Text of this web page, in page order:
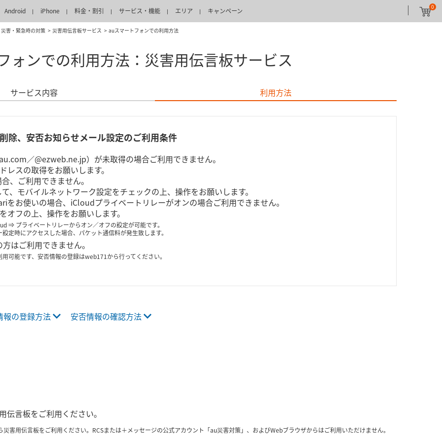
Android iPhone 料金・割引 サービス・機能 エリア キャンペーン 0
災害・緊急時の対策 災害用伝言板サービス auスマートフォンでの利用方法
ォンでの利用方法：災害用伝言板サービス
サービス内容 利用方法
除、安否お知らせメール設定のご利用条件
／@ezweb.ne.jp）が未取得の場合ご利用できません。
レスの取得をお願いします。
、ご利用できません。
、モバイルネットワーク設定をチェックの上、操作をお願いします。
をお使いの場合、iCloudプライベートリレーがオンの場合ご利用できません。
オフの上、操作をお願いします。
⇒ プライベートリレーからオン／オフの設定が可能です。
定時にアクセスした場合、パケット通信料が発生致します。
はご利用できません。
可能です、安否情報の登録はweb171から行ってください。
報の登録方法 安否情報の確認方法
伝言板をご利用ください。
害用伝言板をご利用ください。RCSまたは＋メッセージの公式アカウント「au災害対策」、およびWebブラウザからはご利用いただけません。